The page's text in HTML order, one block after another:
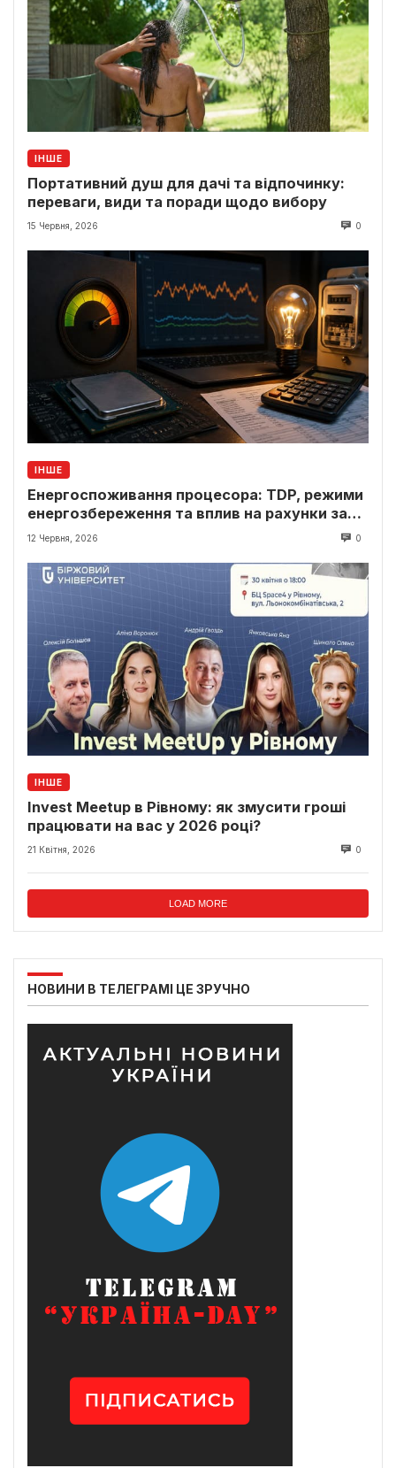
ІНШЕ
Портативний душ для дачі та відпочинку:
переваги, види та поради щодо вибору
15 Червня, 2026 0
ІНШЕ
Енергоспоживання процесора: TDP, режими
енергозбереження та вплив на рахунки за
світло
12 Червня, 2026 0
ІНШЕ
Invest Meetup в Рівному: як змусити гроші
працювати на вас у 2026 році?
21 Квітня, 2026 0
LOAD MORE
НОВИНИ В ТЕЛЕГРАМІ ЦЕ ЗРУЧНО